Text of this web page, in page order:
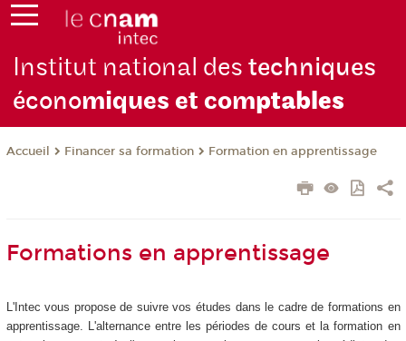
Institut national destechniques
économiques et comptables
Accueil Financer sa formation Formation en apprentissage
Formations en apprentissage
L'Intec vous propose de suivre vos études dans le cadre de formations en
apprentissage. L'alternance entre les périodes de cours et la formation en